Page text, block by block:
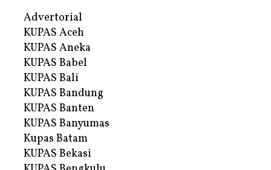
Advertorial
KUPAS Aceh
KUPAS Aneka
KUPAS Babel
KUPAS Bali
KUPAS Bandung
KUPAS Banten
KUPAS Banyumas
Kupas Batam
KUPAS Bekasi